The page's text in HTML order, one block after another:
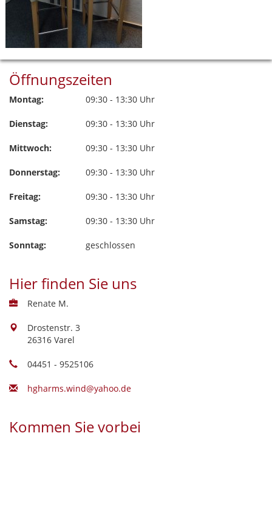
Öffnungszeiten
Montag: 09:30 - 13:30 Uhr
Dienstag: 09:30 - 13:30 Uhr
Mittwoch: 09:30 - 13:30 Uhr
Donnerstag: 09:30 - 13:30 Uhr
Freitag: 09:30 - 13:30 Uhr
Samstag: 09:30 - 13:30 Uhr
Sonntag: geschlossen
Hier finden Sie uns
Renate M.
Drostenstr. 3
26316 Varel
04451 - 9525106
hgharms.wind@yahoo.de
Kommen Sie vorbei